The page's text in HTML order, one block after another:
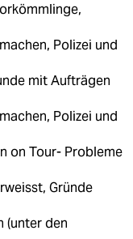
Polizei und
mit Aufträgen
Polizei und
on Tour- Probleme
Gründe
(unter den